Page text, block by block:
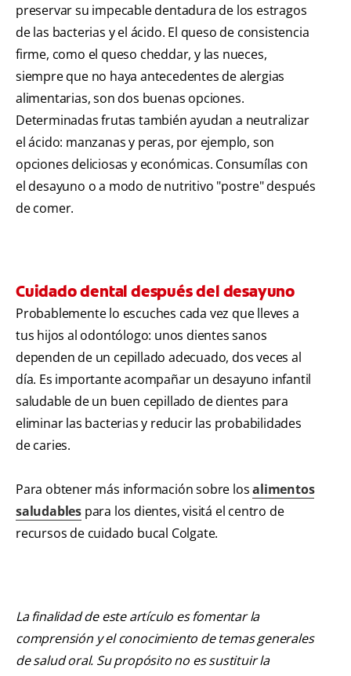
preservar su impecable dentadura de los estragos
de las bacterias y el ácido. El queso de consistencia
firme, como el queso cheddar, y las nueces,
siempre que no haya antecedentes de alergias
alimentarias, son dos buenas opciones.
Determinadas frutas también ayudan a neutralizar
el ácido: manzanas y peras, por ejemplo, son
opciones deliciosas y económicas. Consumílas con
el desayuno o a modo de nutritivo "postre" después
de comer.
Cuidado dental después del desayuno
Probablemente lo escuches cada vez que lleves a
tus hijos al odontólogo: unos dientes sanos
dependen de un cepillado adecuado, dos veces al
día. Es importante acompañar un desayuno infantil
saludable de un buen cepillado de dientes para
eliminar las bacterias y reducir las probabilidades
de caries.
Para obtener más información sobre losalimentos
saludables para los dientes, visitá el centro de
recursos de cuidado bucal Colgate.
La finalidad de este artículo es fomentar la
comprensión y el conocimiento de temas generales
de salud oral. Su propósito no es sustituir la